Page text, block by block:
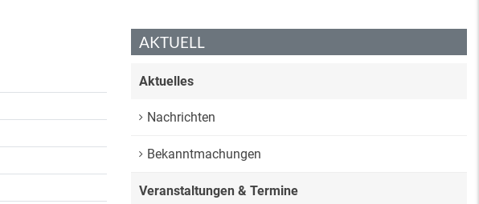
AKTUELL
Aktuelles
Nachrichten
Bekanntmachungen
Veranstaltungen & Termine